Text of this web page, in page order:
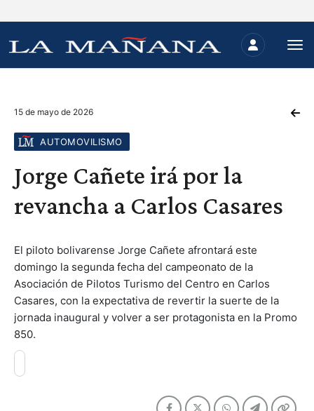
15 de mayo de 2026
AUTOMOVILISMO
Jorge Cañete irá por la
revancha a Carlos Casares
El piloto bolivarense Jorge Cañete afrontará este
domingo la segunda fecha del campeonato de la
Asociación de Pilotos Turismo del Centro en Carlos
Casares, con la expectativa de revertir la suerte de la
jornada inaugural y volver a ser protagonista en la Promo
850.